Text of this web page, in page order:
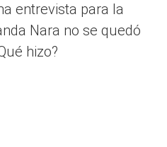
entrevista para la
Nara no se quedó
hizo?